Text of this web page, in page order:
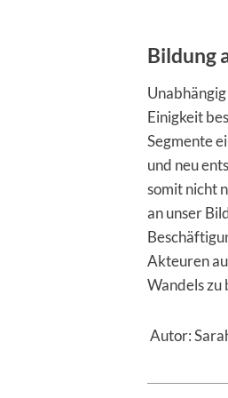
Bildung
Einigkeit
Segmente
und neu
somit nicht
an unser
Akteuren
Wandels zu
Autor: